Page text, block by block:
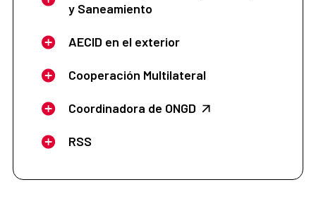
y Saneamiento
AECID en el exterior
Cooperación Multilateral
Coordinadora de ONGD
RSS